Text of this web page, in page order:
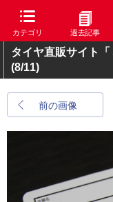
カテゴリ 過去記事
タイヤ直販サイト
(8/11)
前の画像